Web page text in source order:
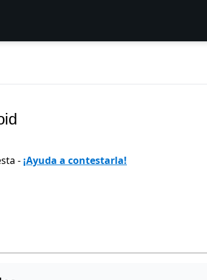
- ¡Ayuda a contestarla!